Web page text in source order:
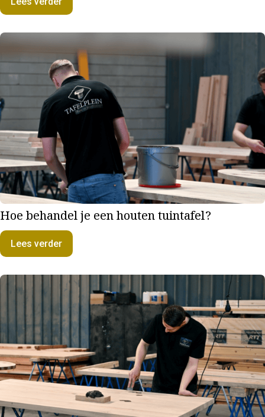
Hoe behandel je een houten tuintafel?
Lees verder